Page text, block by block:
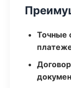
Точные